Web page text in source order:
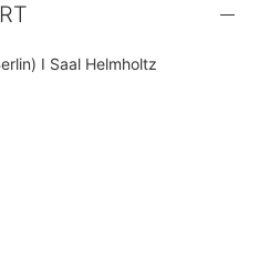
I Saal Helmholtz